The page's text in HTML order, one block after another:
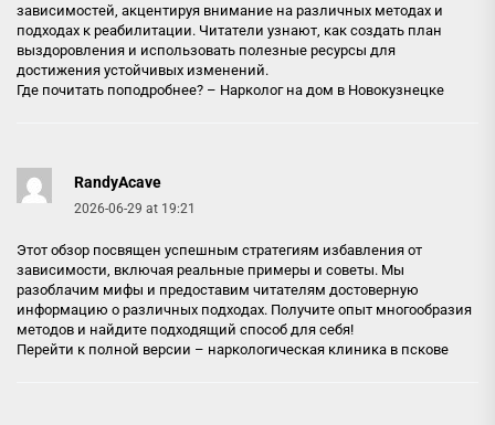
зависимостей, акцентируя внимание на различных методах и
подходах к реабилитации. Читатели узнают, как создать план
выздоровления и использовать полезные ресурсы для
достижения устойчивых изменений.
Где почитать поподробнее? – Нарколог на дом в Новокузнецке
RandyAcave
2026-06-29 at 19:21
Этот обзор посвящен успешным стратегиям избавления от
зависимости, включая реальные примеры и советы. Мы
разоблачим мифы и предоставим читателям достоверную
информацию о различных подходах. Получите опыт многообразия
методов и найдите подходящий способ для себя!
Перейти к полной версии – наркологическая клиника в пскове